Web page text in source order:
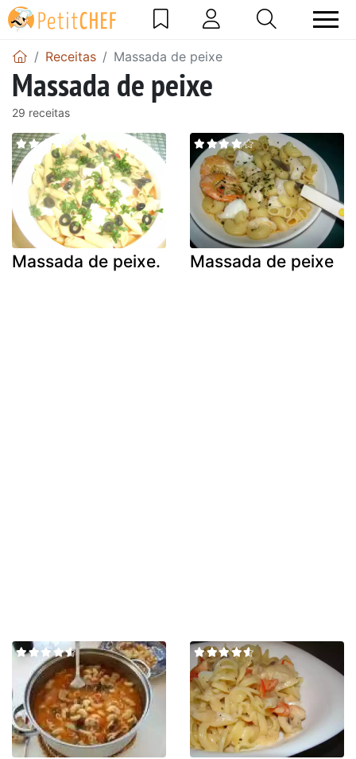
Receitas Massada de peixe
Massada de peixe
29 receitas
Massada de peixe. Massada de peixe